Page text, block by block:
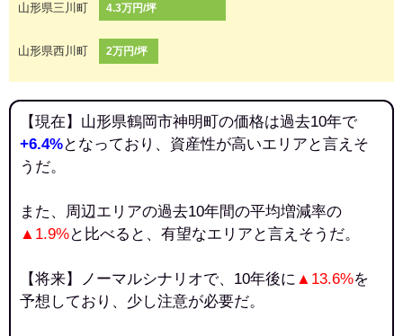
山形県三川町 4.3万円/坪
山形県西川町 2万円/坪
【現在】山形県鶴岡市神明町の価格は過去10年で
+6.4%となっており、資産性が高いエリアと言えそ
うだ。
また、周辺エリアの過去10年間の平均増減率の
▲1.9%と比べると、有望なエリアと言えそうだ。
【将来】ノーマルシナリオで、10年後に ▲13.6%を
予想しており、少し注意が必要だ。